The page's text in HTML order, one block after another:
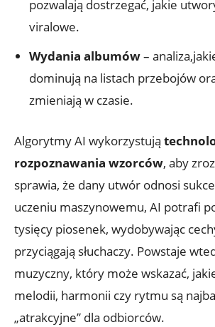
pozwalają dostrzegać, jakie
viralowe.
Wydania albumów–
dominują na listach przebojów
zmieniają w czasie.
Algorytmy AI wykorzystują
rozpoznawania wzorców, aby
sprawia, że dany utwór odnosi
uczeniu maszynowemu, AI potrafi
tysięcy piosenek, wydobywając
przyciągają słuchaczy. Powstaje
muzyczny, który może wskazać,
melodii, harmonii czy rytmu są
„atrakcyjne” dla odbiorców.